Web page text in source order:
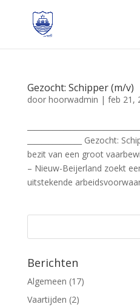
Gezocht: Schipper (m/v)
door hoorwadmin | feb 21,
_______________ Gezocht:
bezit van een groot
– Nieuw-Beijerland zoekt
uitstekende
Berichten
Algemeen (17)
Vaartijden (2)